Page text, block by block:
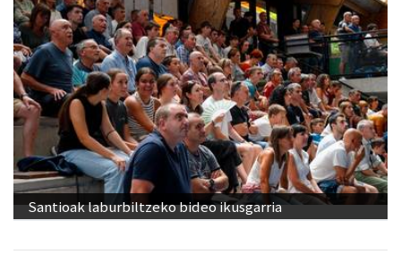
Santioak laburbiltzeko bideo ikusgarria